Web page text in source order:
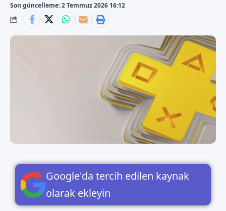
Son güncelleme: 2 Temmuz 2026 16:12
Google'da tercih edilen kaynak
olarak ekleyin